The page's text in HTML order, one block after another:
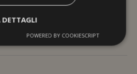
POWERED BY COOKIESCRIPT